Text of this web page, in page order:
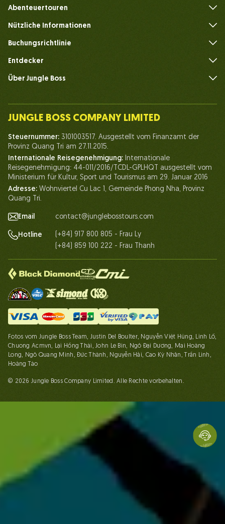
Abenteuertouren
Nützliche Informationen
Buchungsrichtlinie
Entdecker
Über Jungle Boss
Unser Team
Leben bei Jungle Boss
Unsere Zertifikate
Partnerschaft
Kontaktieren Sie uns
JUNGLE BOSS COMPANY LIMITED
Steuernummer: 3101003517. Ausgestellt vom Finanzamt der
Provinz Quang Tri am 27.11.2015.
Internationale Reisegenehmigung: Internationale
Reisegenehmigung: 44-011/2016/TCDL-GPLHQT ausgestellt vom
Ministerium für Kultur, Sport und Tourismus am 29. Januar 2016
Adresse: Wohnviertel Cu Lac 1, Gemeinde Phong Nha, Provinz
Quang Tri.
Email contact@junglebosstours.com
Hotline
(+84) 917 800 805 - Frau Ly
(+84) 859 100 222 - Frau Thanh
Fotos vom Jungle Boss Team, Justin Del Boulter, Nguyễn Việt Hùng, Linh Lố,
Chuong Acmvn, Lại Hồng Thái, John Le Bin, Ngô Đại Dương, Mai Hoàng
Long, Ngô Quang Minh, Đức Thành, Nguyễn Hải, Cao Kỳ Nhân, Trần Linh,
Hoàng Táo
© 2026 Jungle Boss Company Limited. Alle Rechte vorbehalten.